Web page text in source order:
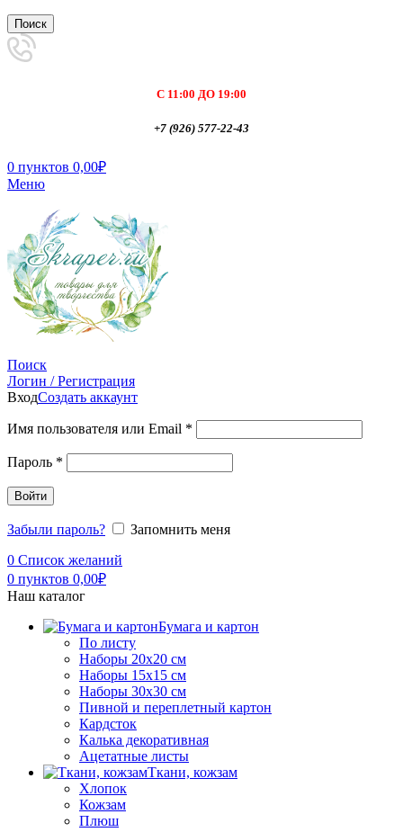
Поиск
С 11:00 ДО 19:00
+7 (926) 577-22-43
0 пунктов 0,00₽
Меню
Поиск
Логин / Регистрация
ВходСоздать аккаунт
Имя пользователя или Email *
Пароль *
Войти
Забыли пароль?
Запомнить меня
0 Список желаний
0 пунктов 0,00₽
Наш каталог
Бумага и картон
По листу
Наборы 20х20 см
Наборы 15х15 см
Наборы 30х30 см
Пивной и переплетный картон
Кардсток
Калька декоративная
Ацетатные листы
Ткани, кожзам
Хлопок
Кожзам
Плюш